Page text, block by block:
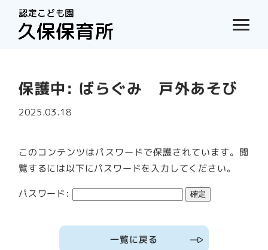
保護中: ばらぐみ 戸外あそび
2025.03.18
このコンテンツはパスワードで保護されています。閲
覧するには以下にパスワードを入力してください。
パスワード:
一覧に戻る